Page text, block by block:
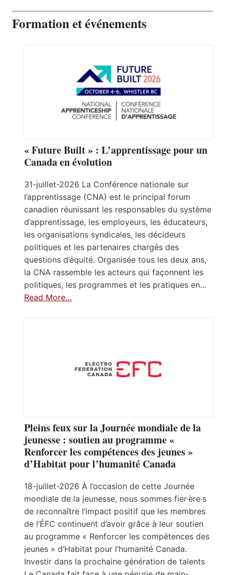
Formation et événements
« Future Built » : L’apprentissage pour un
Canada en évolution
31-juillet-2026 La Conférence nationale sur
l’apprentissage (CNA) est le principal forum
canadien réunissant les responsables du système
d’apprentissage, les employeurs, les éducateurs,
les organisations syndicales, les décideurs
politiques et les partenaires chargés des
questions d’équité. Organisée tous les deux ans,
la CNA rassemble les acteurs qui façonnent les
politiques, les programmes et les pratiques en…
Read More…
Pleins feux sur la Journée mondiale de la
jeunesse : soutien au programme «
Renforcer les compétences des jeunes »
d’Habitat pour l’humanité Canada
18-juillet-2026 À l’occasion de cette Journée
mondiale de la jeunesse, nous sommes fier·ère·s
de reconnaître l’impact positif que les membres
de l’ÉFC continuent d’avoir grâce à leur soutien
au programme « Renforcer les compétences des
jeunes » d’Habitat pour l’humanité Canada.
Investir dans la prochaine génération de talents